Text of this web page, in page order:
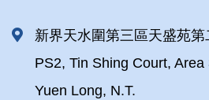
新界天水圍第三區天盛苑第
PS2, Tin Shing Court, Area
Yuen Long, N.T.